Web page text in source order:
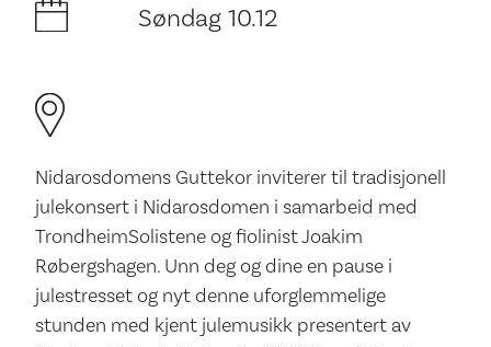
Søndag 10.12
Nidarosdomens Guttekor inviterer til tradisjonell
julekonsert i Nidarosdomen i samarbeid med
TrondheimSolistene og fiolinist Joakim
Røbergshagen. Unn deg og dine en pause i
julestresset og nyt denne uforglemmelige
stunden med kjent julemusikk presentert av